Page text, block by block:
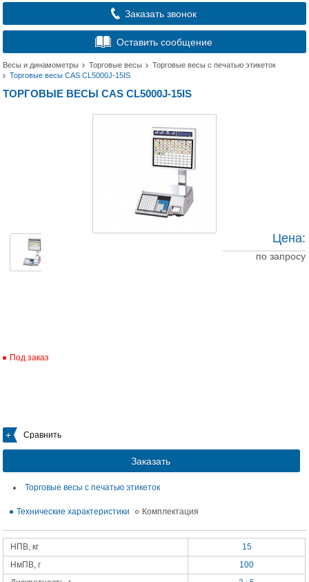
Заказать звонок
Оставить сообщение
Весы и динамометры Торговые весы
Торговые весы с печатью этикеток
Торговые весы CAS CL5000J-15IS
ТОРГОВЫЕ ВЕСЫ CAS CL5000J-15IS
Под заказ
Сравнить
Заказать
Цена:
по запросу
Торговые весы с печатью этикеток
Технические характеристики Комплектация
НПВ, кг
15
НмПВ, г
100